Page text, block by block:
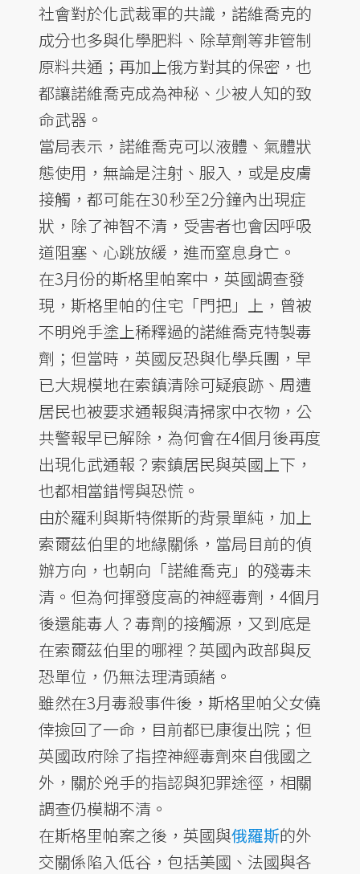
社會對於化武裁軍的共識，諾維喬克的
成分也多與化學肥料、除草劑等非管制
原料共通；再加上俄方對其的保密，也
都讓諾維喬克成為神秘、少被人知的致
命武器。
當局表示，諾維喬克可以液體、氣體狀
態使用，無論是注射、服入，或是皮膚
接觸，都可能在30秒至2分鐘內出現症
狀，除了神智不清，受害者也會因呼吸
道阻塞、心跳放緩，進而窒息身亡。
在3月份的斯格里帕案中，英國調查發
現，斯格里帕的住宅「門把」上，曾被
不明兇手塗上稀釋過的諾維喬克特製毒
劑；但當時，英國反恐與化學兵團，早
已大規模地在索鎮清除可疑痕跡、周遭
居民也被要求通報與清掃家中衣物，公
共警報早已解除，為何會在4個月後再度
出現化武通報？索鎮居民與英國上下，
也都相當錯愕與恐慌。
由於羅利與斯特傑斯的背景單純，加上
索爾茲伯里的地緣關係，當局目前的偵
辦方向，也朝向「諾維喬克」的殘毒未
清。但為何揮發度高的神經毒劑，4個月
後還能毒人？毒劑的接觸源，又到底是
在索爾茲伯里的哪裡？英國內政部與反
恐單位，仍無法理清頭緒。
雖然在3月毒殺事件後，斯格里帕父女僥
倖撿回了一命，目前都已康復出院；但
英國政府除了指控神經毒劑來自俄國之
外，關於兇手的指認與犯罪途徑，相關
調查仍模糊不清。
在斯格里帕案之後，英國與俄羅斯的外
交關係陷入低谷，包括美國、法國與各